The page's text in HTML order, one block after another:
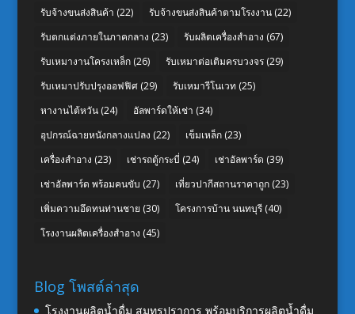
รับจ้างขนส่งสินค้า (22) รับจ้างขนส่งสินค้าตามโรงงาน(22)
รับตกแต่งภายในภาคกลาง (23) รับผลิตเครื่องสำอาง (67)
รับเหมางานโครงเหล็ก(26) รับเหมาต่อเติมครบวงจร(29)
รับเหมาปรับปรุงออฟฟิศ(29) รับเหมารีโนเวท (25)
หางานไต้หวัน(24) อัลพาร์ดให้เช่า (34)
อุปกรณ์ฉายหนังกลางแปลง (22) เข็มเหล็ก(23)
เครื่องสำอาง (23) เช่ารถตู้กระบี่ (24) เช่าอัลพาร์ด (39)
เช่าอัลพาร์ด พร้อมคนขับ (27) เที่ยวปากีสถานราคาถูก(23)
เพิ่มความอึดทนท่านชาย (30) โครงการบ้าน นนทบุรี(40)
โรงงานผลิตเครื่องสำอาง (45)
Blog โพสต์ล่าสุด
โรงงานผลิตน้ำดื่ม สมุทรปราการ พร้อมบริการผลิตน้ำดื่ม